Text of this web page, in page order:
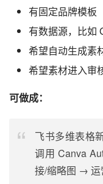
有固定品牌模板
有数据源，比如
希望自动生成素
希望素材进入审
可做成：
飞书多维表格
调用 Canva
接/缩略图 → 运